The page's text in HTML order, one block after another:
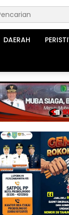
DAERAH